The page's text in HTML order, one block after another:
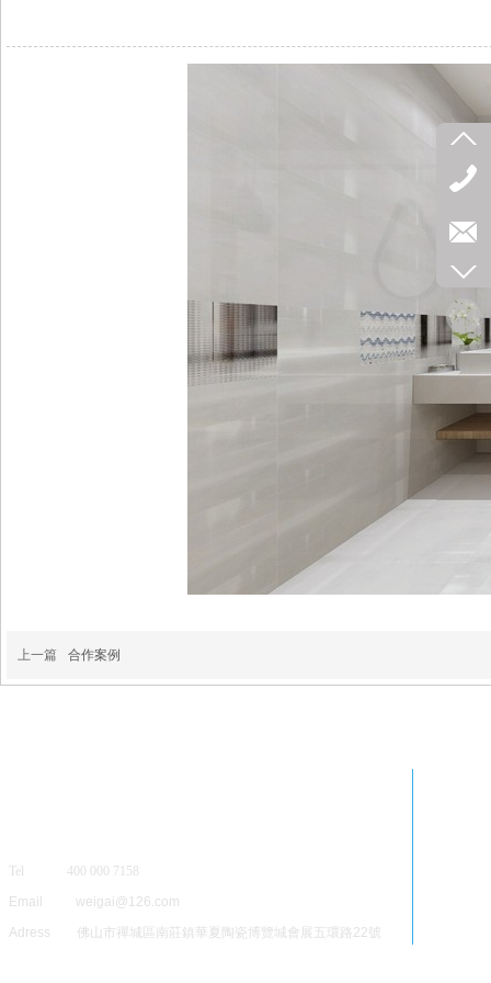
上一篇 合作案例
Tel 400 000 7158
Email weigai@126.com
Adress 佛山市禪城區南莊鎮華夏陶瓷博覽城會展五環路22號